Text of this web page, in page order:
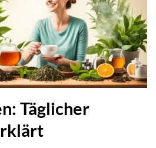
Täglicher